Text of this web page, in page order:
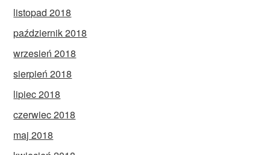
listopad 2018
październik 2018
wrzesień 2018
sierpień 2018
lipiec 2018
czerwiec 2018
maj 2018